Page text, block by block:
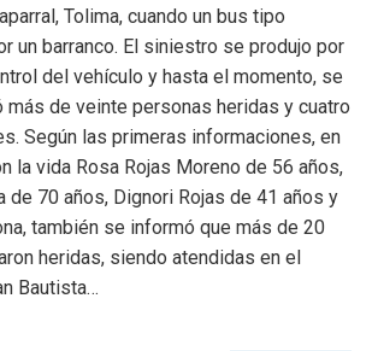
Tolima, cuando un bus tipo
un barranco. El siniestro se produjo por
del vehículo y hasta el momento, se
más de veinte personas heridas y cuatro
Según las primeras informaciones, en
la vida Rosa Rojas Moreno de 56 años,
de 70 años, Dignori Rojas de 41 años y
también se informó que más de 20
heridas, siendo atendidas en el
Bautista…